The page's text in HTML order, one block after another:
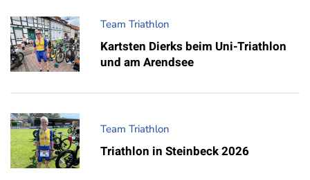
Team Triathlon
Kartsten Dierks beim Uni-Triathlon
und am Arendsee
Team Triathlon
Triathlon in Steinbeck 2026